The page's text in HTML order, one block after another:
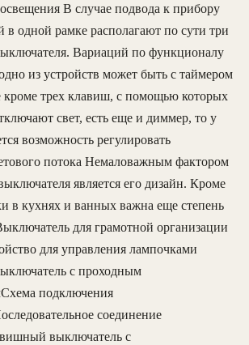
В случае подвода к прибору
в одной рамке располагают по сути три
Вариаций по функционалу
из устройств может быть с таймером
кроме трех клавиш, с помощью которых
свет, есть еще и диммер, то у
возможность регулировать
потока Немаловажным фактором
является его дизайн. Кроме
в кухнях и ванных важна еще степень
для грамотной организации
для управления лампочками
с проходным
подключения
соединение
выключатель с